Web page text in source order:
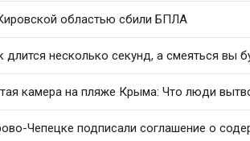
областью сбили БПЛА
длится несколько секунд, а смеяться вы
камера на пляже Крыма: Что люди
Чепецке подписали соглашение о